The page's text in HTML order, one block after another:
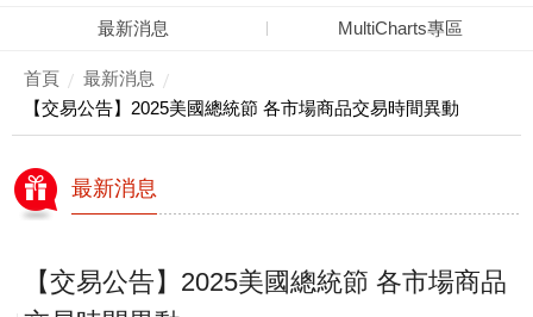
最新消息 MultiCharts專區
首頁
最新消息
【交易公告】2025美國總統節 各市場商品交易時間異動
最新消息
【交易公告】2025美國總統節 各市場商品